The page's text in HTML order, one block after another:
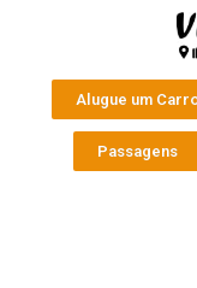
Alugue um
Passagens